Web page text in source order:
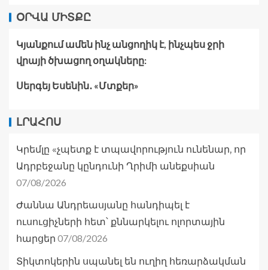
ՕՐՎԱ ՄԻՏՔԸ
Կյանքում ամեն ինչ անցողիկ է, ինչպես ջրի
վրայի ծխացող օղակները:
Սերգեյ Եսենին․ «Մտքեր»
ԼՐԱՀՈՍ
Կրեմլը «չպետք է տպավորություն ունենար, որ
Ադրբեջանը կընդունի Ղրիմի անեքսիան
07/08/2026
Ժաննա Անդրեասյանը հանդիպել է
ուսուցիչների հետ՝ քննարկելու ոլորտային
հարցեր 07/08/2026
Տիկտոկերին սպանել են ուղիղ հեռարձակման